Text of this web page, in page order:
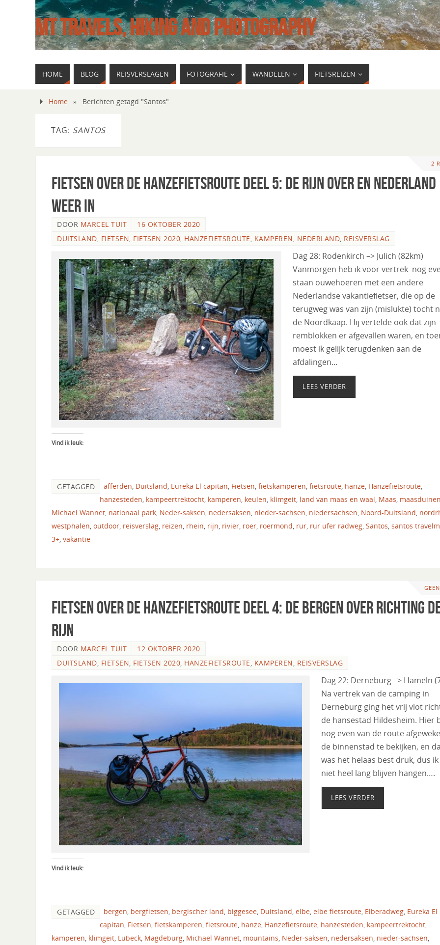
MT TRAVELS, HIKING AND PHOTOGRAPHY
HOME BLOG REISVERSLAGEN FOTOGRAFIE WANDELEN FIETSREIZEN
Home » Berichten getagd "Santos"
TAG: SANTOS
2
Fietsen over de Hanzefietsroute deel 5: de Rijn over en Nederland
weer in
DOOR MARCEL TUIT
16 OKTOBER 2020
DUITSLAND, FIETSEN, FIETSEN 2020, HANZEFIETSROUTE, KAMPEREN, NEDERLAND, REISVERSLAG
Dag 28: Rodenkirch –> Julich (82km)
Vanmorgen heb ik voor vertrek nog
staan ouwehoeren met een andere
Nederlandse vakantiefietser, die op de
terugweg was van zijn (mislukte) tocht
de Noordkaap. Hij vertelde ook dat zijn
remblokken er afgevallen waren, en
moest ik gelijk terugdenken aan de
afdalingen…
LEES VERDER
Vind ik leuk:
GETAGGED afferden Duitsland Eureka El capitan Fietsen fietskamperen fietsroute hanze Hanzefietsroute
hanzesteden kampeertrektocht kamperen keulen klimgeit land van maas en waal Maas maasduinen
Michael Wannet nationaal park Neder-saksen nedersaksen nieder-sachsen niedersachsen Noord-Duitsland
westphalen outdoor reisverslag reizen rhein rijn rivier roer roermond rur rur ufer radweg Santos santos
3+ vakantie
Fietsen over de Hanzefietsroute deel 4: de bergen over richting
Rijn
DOOR MARCEL TUIT
12 OKTOBER 2020
DUITSLAND, FIETSEN, FIETSEN 2020, HANZEFIETSROUTE, KAMPEREN, REISVERSLAG
Dag 22: Derneburg –> Hameln
Na vertrek van de camping in
Derneburg ging het vrij vlot
de hansestad Hildesheim. Hier
nog even van de route
de binnenstad te bekijken, en
was het helaas best druk, dus
niet heel lang blijven hangen….
LEES VERDER
Vind ik leuk:
GETAGGED bergen, bergfietsen, bergischer land, biggesee, Duitsland, elbe, elbe fietsroute, Elberadweg, Eureka El
capitan, Fietsen, fietskamperen, fietsroute, hanze, Hanzefietsroute, hanzesteden, kampeertrektocht,
kamperen, klimgeit, Lubeck, Magdeburg, Michael Wannet, mountains, Neder-saksen, nedersaksen, nieder-sachsen,